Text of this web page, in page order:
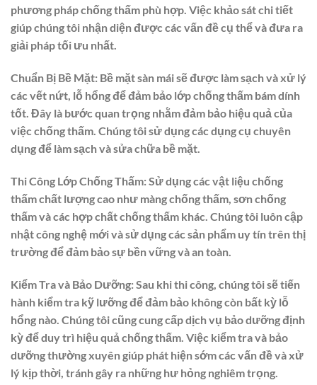
phương pháp chống thấm phù hợp. Việc khảo sát chi tiết
giúp chúng tôi nhận diện được các vấn đề cụ thể và đưa ra
giải pháp tối ưu nhất.
Chuẩn Bị Bề Mặt: Bề mặt sàn mái sẽ được làm sạch và xử lý
các vết nứt, lỗ hổng để đảm bảo lớp chống thấm bám dính
tốt. Đây là bước quan trọng nhằm đảm bảo hiệu quả của
việc chống thấm. Chúng tôi sử dụng các dụng cụ chuyên
dụng để làm sạch và sửa chữa bề mặt.
Thi Công Lớp Chống Thấm:Sử dụng các vật liệu chống
thấm chất lượng cao như màng chống thấm, sơn chống
thấm và các hợp chất chống thấm khác. Chúng tôi luôn cập
nhật công nghệ mới và sử dụng các sản phẩm uy tín trên thị
trường để đảm bảo sự bền vững và an toàn.
Kiểm Tra và Bảo Dưỡng:Sau khi thi công, chúng tôi sẽ tiến
hành kiểm tra kỹ lưỡng để đảm bảo không còn bất kỳ lỗ
hổng nào. Chúng tôi cũng cung cấp dịch vụ bảo dưỡng định
kỳ để duy trì hiệu quả chống thấm. Việc kiểm tra và bảo
dưỡng thường xuyên giúp phát hiện sớm các vấn đề và xử
lý kịp thời, tránh gây ra những hư hỏng nghiêm trọng.